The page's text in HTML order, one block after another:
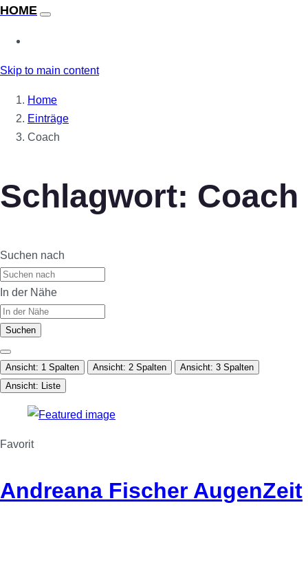
Skip to main content
Home
Einträge
Coach
Schlagwort: Coach
Suchen nach
In der Nähe
Suchen
Ansicht: 1 Spalten Ansicht: 2 Spalten
Ansicht: 3 Spalten
Ansicht: Liste
Favorit
Andreana Fischer AugenZeit